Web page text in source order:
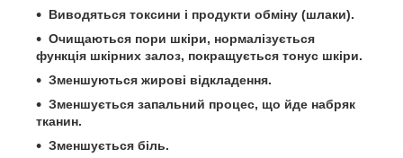
Виводяться токсини і продукти обміну (шлаки).
Очищаються пори шкіри, нормалізується
функція шкірних залоз, покращується тонус шкіри.
Зменшуються жирові відкладення.
Зменшується запальний процес, що йде набряк
тканин.
Зменшується біль.